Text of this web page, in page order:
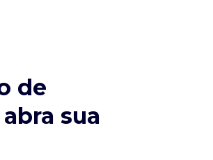
de
sua